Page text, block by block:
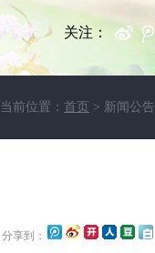
关注：
当前位置： 首页 > 新闻公告
分享到：